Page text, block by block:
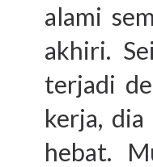
alami
akhiri.
terjadi
kerja,
hebat.